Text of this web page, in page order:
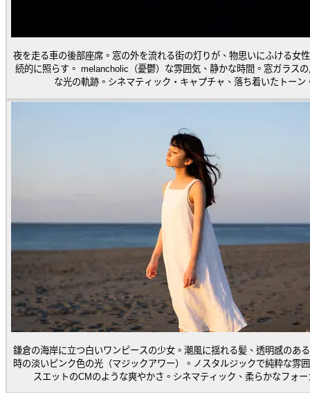
夜を走る車の後部座席。窓の外を流れる街の灯りが、物思いにふける女
続的に照らす。 melancholic（憂鬱）な雰囲気、静かな時間。窓ガラス
な光の軌跡。シネマティック・キャプチャ、落ち着いたトーン
鎌倉の海岸に立つ白いワンピースの少女。潮風に揺れる髪、透明感のあ
時の淡いピンク色の光（マジックアワー）。ノスタルジックで純粋な雰
スエットのCMのような爽やかさ。シネマティック、柔らかなフォ